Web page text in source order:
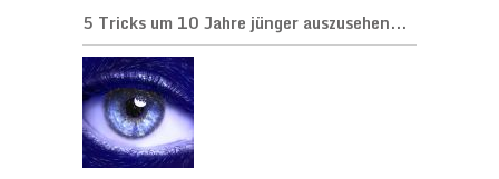
5 Tricks um 10 Jahre jünger auszusehen...